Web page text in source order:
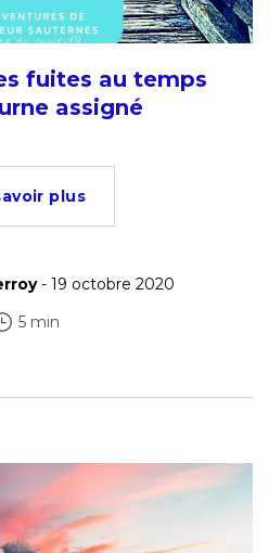
fuites au temps
assigné
plus
- 19 octobre 2020
5 min